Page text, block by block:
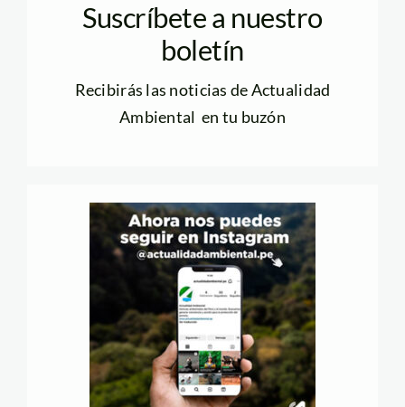
Suscríbete a nuestro
boletín
Recibirás las noticias de Actualidad
Ambiental en tu buzón